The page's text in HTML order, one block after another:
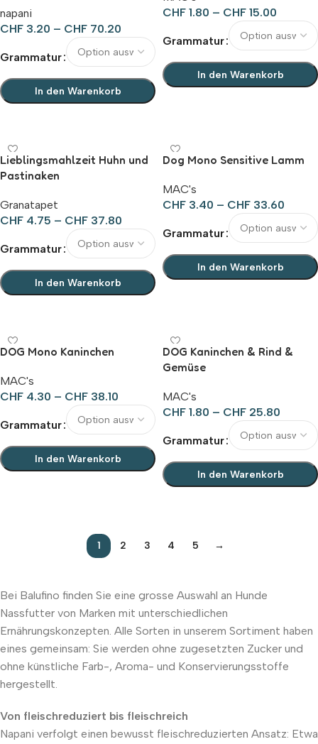
napani
CHF 3.20 – CHF 70.20
Grammatur
In den Warenkorb
CHF 1.80 – CHF 15.00
Grammatur
In den Warenkorb
Lieblingsmahlzeit Huhn und
Pastinaken
Granatapet
CHF 4.75 – CHF 37.80
Grammatur
In den Warenkorb
Dog Mono Sensitive Lamm
MAC's
CHF 3.40 – CHF 33.60
Grammatur
In den Warenkorb
DOG Mono Kaninchen
MAC's
CHF 4.30 – CHF 38.10
Grammatur
In den Warenkorb
DOG Kaninchen & Rind &
Gemüse
MAC's
CHF 1.80 – CHF 25.80
Grammatur
In den Warenkorb
1 2 3 4 5 →
Bei Balufino finden Sie eine grosse Auswahl an Hunde
Nassfutter von Marken mit unterschiedlichen
Ernährungskonzepten. Alle Sorten in unserem Sortiment haben
eines gemeinsam: Sie werden ohne zugesetzten Zucker und
ohne künstliche Farb-, Aroma- und Konservierungsstoffe
hergestellt.
Von fleischreduziert bis fleischreich
Napani verfolgt einen bewusst fleischreduzierten Ansatz: Etwa